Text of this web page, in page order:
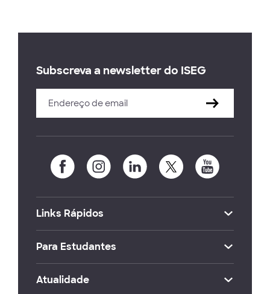
Subscreva a newsletter do ISEG
Links Rápidos
Para Estudantes
Atualidade